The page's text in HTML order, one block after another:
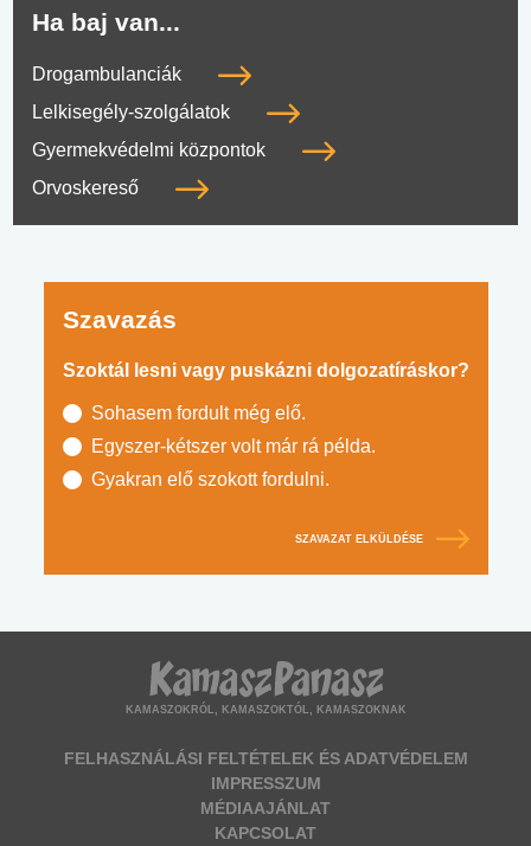
Ha baj van...
Drogambulanciák
Lelkisegély-szolgálatok
Gyermekvédelmi központok
Orvoskereső
Szavazás
Szoktál lesni vagy puskázni dolgozatíráskor?
Sohasem fordult még elő.
Egyszer-kétszer volt már rá példa.
Gyakran elő szokott fordulni.
SZAVAZAT ELKÜLDÉSE
KAMASZOKRÓL, KAMASZOKTÓL, KAMASZOKNAK
FELHASZNÁLÁSI FELTÉTELEK ÉS ADATVÉDELEM
IMPRESSZUM
MÉDIAAJÁNLAT
KAPCSOLAT